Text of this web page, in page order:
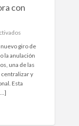
con
e
E
l
T
r
i
giro de
la anulación
una de las
centralizar y
Esta